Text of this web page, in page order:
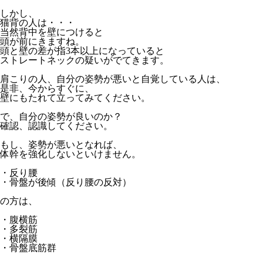
しかし、
猫背の人は・・・
当然背中を壁につけると
頭が前にきますね。
頭と壁の差が指3本以上になっていると
ストレートネックの疑いがでてきます。
肩こりの人、自分の姿勢が悪いと自覚している人は、
是非、今からすぐに、
壁にもたれて立ってみてください。
で、自分の姿勢が良いのか？
確認、認識してください。
もし、姿勢が悪いとなれば、
体幹を強化しないといけません。
・反り腰
・骨盤が後傾（反り腰の反対）
の方は、
・腹横筋
・多裂筋
・横隔膜
・骨盤底筋群